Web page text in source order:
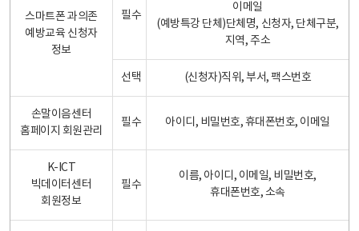
스마트폰 과의존
예방교육 신청자
정보
필수
이메일
(예방특강 단체)단체명, 신청자, 단체구분,
지역, 주소
선택 (신청자)직위, 부서, 팩스번호
손말이음센터
홈페이지 회원관리
필수 아이디, 비밀번호, 휴대폰번호, 이메일
K-ICT
빅데이터센터
회원정보
필수
이름, 아이디, 이메일, 비밀번호,
휴대폰번호, 소속